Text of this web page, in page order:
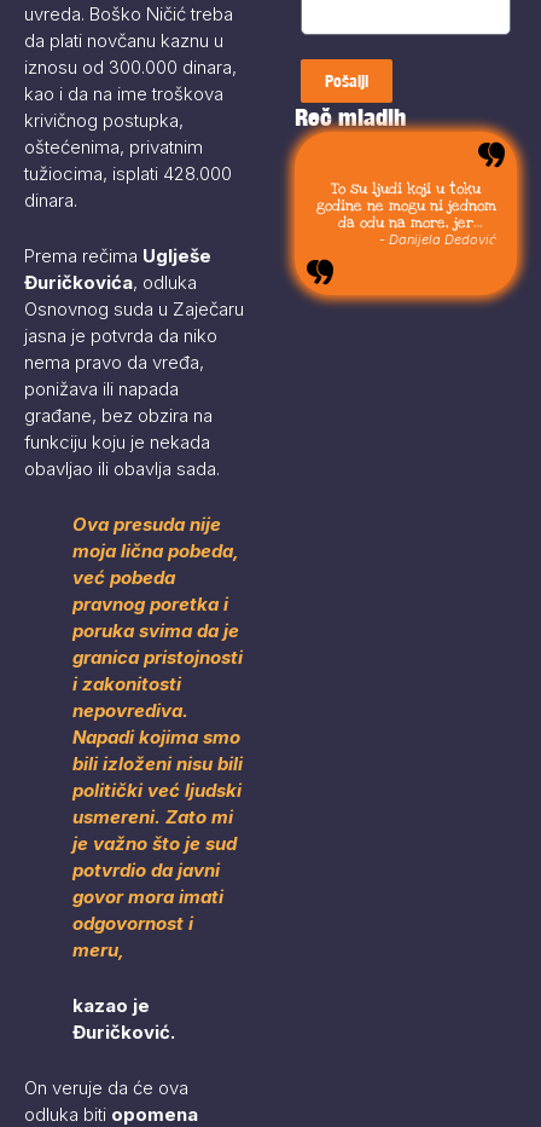
uvreda. Boško Ničić treba
da plati novčanu kaznu u
iznosu od 300.000 dinara,
kao i da na ime troškova
krivičnog postupka,
oštećenima, privatnim
tužiocima, isplati 428.000
dinara.
Prema rečima Uglješe
Đuričkovića, odluka
Osnovnog suda u Zaječaru
jasna je potvrda da niko
nema pravo da vređa,
ponižava ili napada
građane, bez obzira na
funkciju koju je nekada
obavljao ili obavlja sada.
Ova presuda nije
moja lična pobeda,
već pobeda
pravnog poretka i
poruka svima da je
granica pristojnosti
i zakonitosti
nepovrediva.
Napadi kojima smo
bili izloženi nisu bili
politički već ljudski
usmereni. Zato mi
je važno što je sud
potvrdio da javni
govor mora imati
odgovornost i
meru,
kazao je
Đuričković.
On veruje da će ova
odluka biti opomena
Pošalji
Reč mladih
To su ljudi koji u toku
godine ne mogu ni jednom
da odu na more, jer
moraju da budu uvek sa
- Danijela Dedović